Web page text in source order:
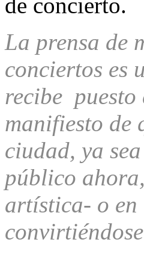
La prensa de
conciertos es
recibe puesto
manifiesto de
ciudad, ya
público
artística- o en